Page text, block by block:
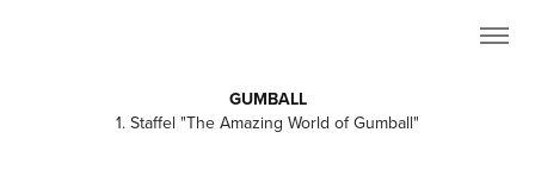
GUMBALL
1. Staffel "The Amazing World of Gumball"